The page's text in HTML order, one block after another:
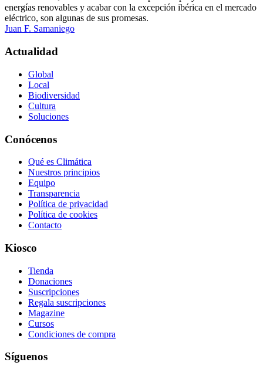
energías renovables y acabar con la excepción ibérica en el mercado
eléctrico, son algunas de sus promesas.
Juan F. Samaniego
Actualidad
Global
Local
Biodiversidad
Cultura
Soluciones
Conócenos
Qué es Climática
Nuestros principios
Equipo
Transparencia
Política de privacidad
Política de cookies
Contacto
Kiosco
Tienda
Donaciones
Suscripciones
Regala suscripciones
Magazine
Cursos
Condiciones de compra
Síguenos